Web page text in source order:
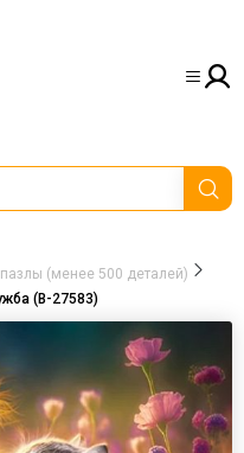
(менее 500 деталей)
(B-27583)